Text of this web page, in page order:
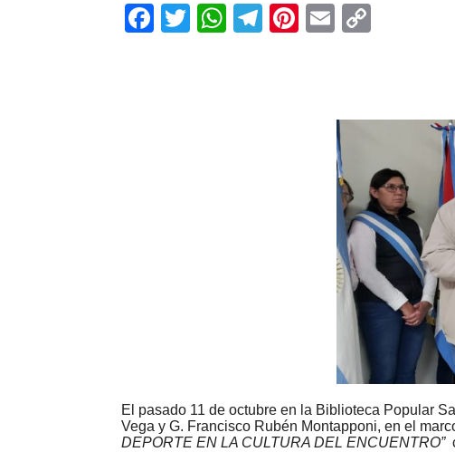
Facebook
Twitter
WhatsApp
Telegram
Pinterest
Email
El pasado 11 de octubre en la Biblioteca Popular
Vega y G. Francisco Rubén Montapponi, en el
DEPORTE EN LA CULTURA DEL ENCUENTRO”